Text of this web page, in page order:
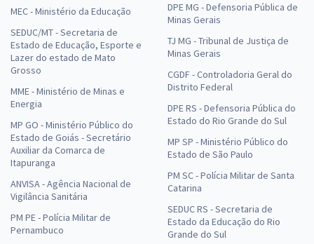
MEC - Ministério da Educação
SEDUC/MT - Secretaria de
Estado de Educação, Esporte e
Lazer do estado de Mato
Grosso
MME - Ministério de Minas e
Energia
MP GO - Ministério Público do
Estado de Goiás - Secretário
Auxiliar da Comarca de
Itapuranga
ANVISA - Agência Nacional de
Vigilância Sanitária
PM PE - Polícia Militar de
Pernambuco
DPE MG - Defensoria Pública de
Minas Gerais
TJ MG - Tribunal de Justiça de
Minas Gerais
CGDF - Controladoria Geral do
Distrito Federal
DPE RS - Defensoria Pública do
Estado do Rio Grande do Sul
MP SP - Ministério Público do
Estado de São Paulo
PM SC - Polícia Militar de Santa
Catarina
SEDUC RS - Secretaria de
Estado da Educação do Rio
Grande do Sul